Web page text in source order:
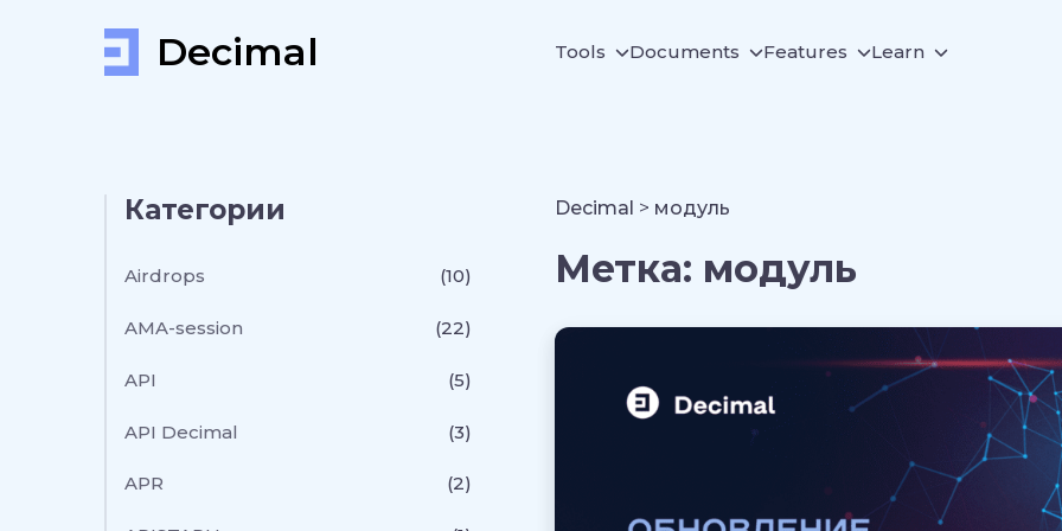
Decimal Tools Documents Features Learn
Категории
Airdrops (10)
AMA-session (22)
API (5)
API Decimal (3)
APR (2)
Decimal > модуль
Метка: модуль